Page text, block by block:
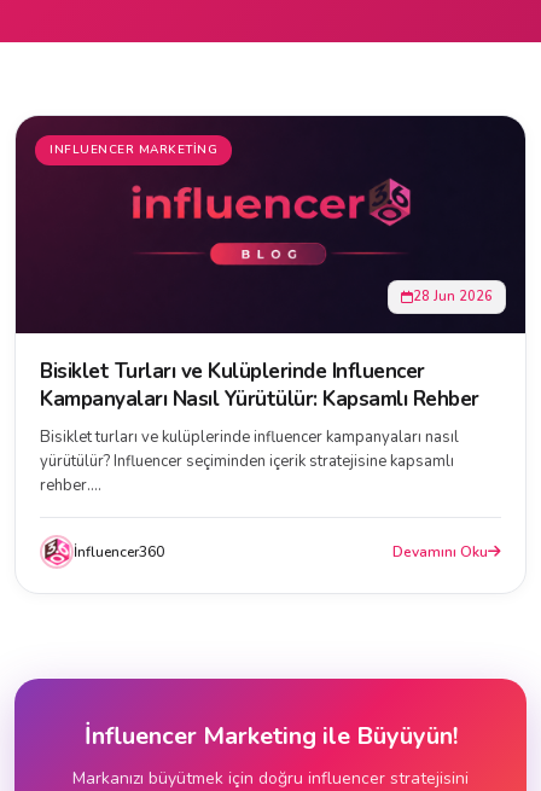
INFLUENCER MARKETING
28 Jun 2026
Bisiklet Turları ve Kulüplerinde Influencer
Kampanyaları Nasıl Yürütülür: Kapsamlı Rehber
Bisiklet turları ve kulüplerinde influencer kampanyaları nasıl
yürütülür? Influencer seçiminden içerik stratejisine kapsamlı
rehber....
İnfluencer360 Devamını Oku
İnfluencer Marketing ile Büyüyün!
Markanızı büyütmek için doğru influencer stratejisini